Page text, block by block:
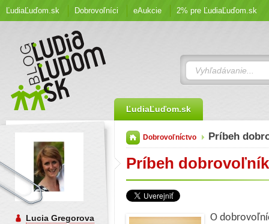
ĽudiaĽuďom.sk Dobrovoľníci eAukcie 2% pre ĽudiaĽuďom.sk
ĽudiaĽuďom.sk
Lucia Gregorova
Dobrovoľníctvo Príbeh
Príbeh
O